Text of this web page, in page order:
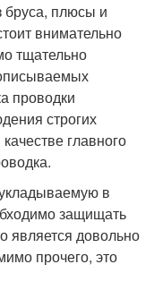
плюсы и
внимательно
тщательно
проводки
строгих
главного
в
защищать
является довольно
прочего, это